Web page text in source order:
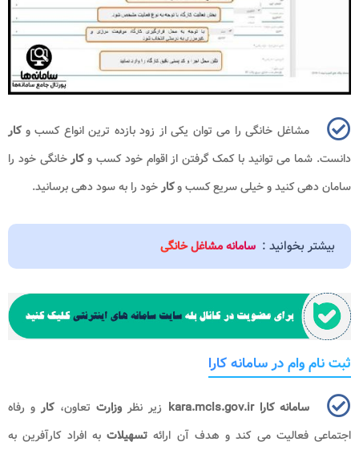
مشاغل خانگی را می‌ توان یکی از زود بازده ترین انواع کسب وکار
دانست. شما می توانید با کمک گرفتن از اقوام خود کسب وکارخانگی خود را
سامان دهی کنید و خیلی سریع کسب وکارخود را به سود دهی برسانید.
بیشتر بخوانید : سامانه مشاغل خانگی
ثبت نام وام در سامانه کارا
سامانه کارا kara.mcls.gov.ir زیر نظروزارت تعاون،کار و رفاه
اجتماعی فعالیت می کند و هدف آن ارائه تسهیلاتبه افراد کارآفرین به